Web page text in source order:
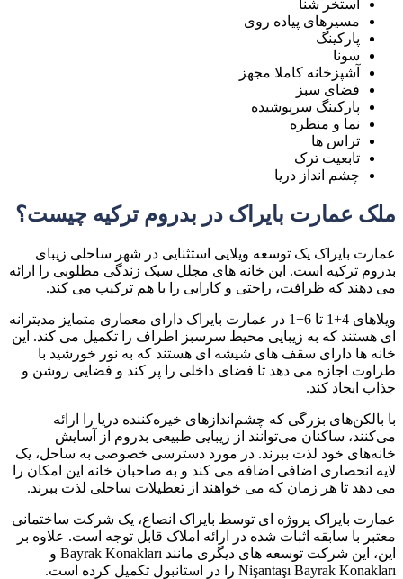
استخر شنا
مسیرهای پیاده روی
پارکینگ
سونا
آشپزخانه کاملا مجهز
فضای سبز
پارکینگ سرپوشیده
نما و منظره
تراس ها
تابعیت ترک
چشم انداز دریا
ملک عمارت بایراک در بدروم ترکیه چیست؟
عمارت بایراک یک توسعه ویلایی استثنایی در شهر ساحلی زیبای
بدروم ترکیه است. این خانه های مجلل سبک زندگی مطلوبی را ارائه
می دهند که ظرافت، راحتی و کارایی را با هم ترکیب می کند.
ویلاهای 4+1 تا 6+1 در عمارت بایراک دارای معماری متمایز مدیترانه
ای هستند که به زیبایی محیط سرسبز اطراف را تکمیل می کند. این
خانه ها دارای سقف های شیشه ای هستند که به نور خورشید با
طراوت اجازه می دهد تا فضای داخلی را پر کند و فضایی روشن و
جذاب ایجاد کند.
با بالکن‌های بزرگی که چشم‌اندازهای خیره‌کننده دریا را ارائه
می‌کنند، ساکنان می‌توانند از زیبایی طبیعی بدروم از آسایش
خانه‌های خود لذت ببرند. در مورد دسترسی خصوصی به ساحل، یک
لایه انحصاری اضافی اضافه می کند و به صاحبان خانه این امکان را
می دهد تا هر زمان که می خواهند از تعطیلات ساحلی لذت ببرند.
عمارت بایراک پروژه ای توسط بایراک انصاع، یک شرکت ساختمانی
معتبر با سابقه اثبات شده در ارائه املاک قابل توجه است. علاوه بر
این، این شرکت توسعه های دیگری مانند Bayrak Konakları و
Nişantaşı Bayrak Konakları را در استانبول تکمیل کرده است.